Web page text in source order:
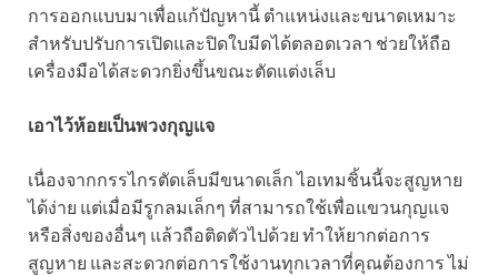
การออกแบบมาเพื่อแก้ปัญหานี้ ตำแหน่งและขนาดเหมาะ
สำหรับปรับการเปิดและปิดใบมีดได้ตลอดเวลา ช่วยให้ถือ
เครื่องมือได้สะดวกยิ่งขึ้นขณะตัดแต่งเล็บ
เอาไว้ห้อยเป็นพวงกุญแจ
เนื่องจากกรรไกรตัดเล็บมีขนาดเล็ก ไอเทมชิ้นนี้จะสูญหาย
ได้ง่าย แต่เมื่อมีรูกลมเล็กๆ ที่สามารถใช้เพื่อแขวนกุญแจ
หรือสิ่งของอื่นๆ แล้วถือติดตัวไปด้วย ทำให้ยากต่อการ
สูญหาย และสะดวกต่อการใช้งานทุกเวลาที่คุณต้องการ ไม่